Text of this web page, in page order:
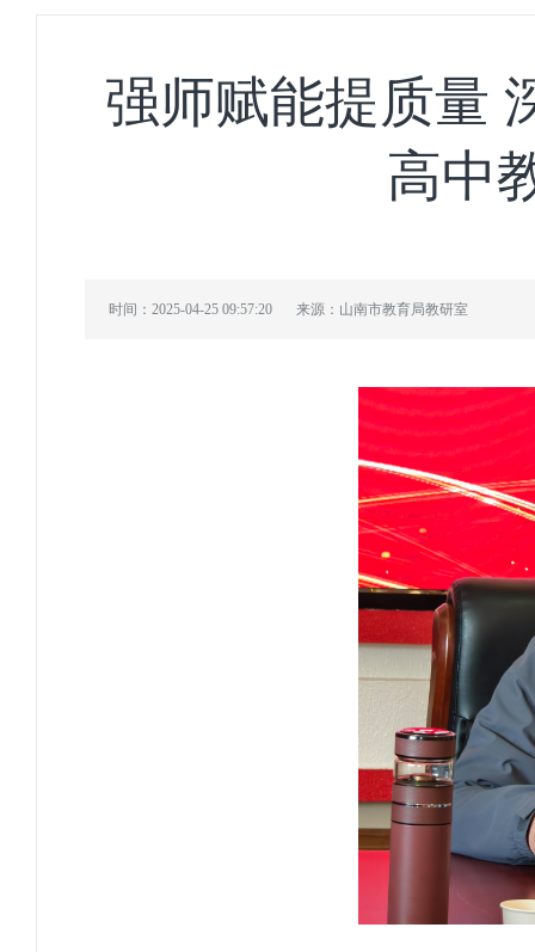
强师赋能提质量
高中
时间：2025-04-25 09:57:20 来源：山南市教育局教研室